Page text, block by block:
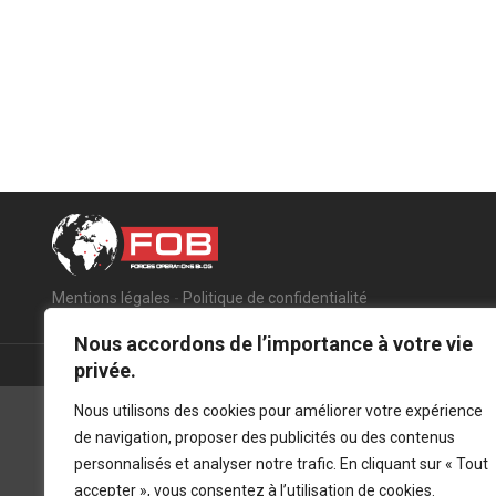
Nous accordons de l’importance à votre vie
privée.
Nous utilisons des cookies pour améliorer votre expérience
de navigation, proposer des publicités ou des contenus
personnalisés et analyser notre trafic. En cliquant sur « Tout
accepter », vous consentez à l’utilisation de cookies.
Mentions légales - Politique de confidentialité